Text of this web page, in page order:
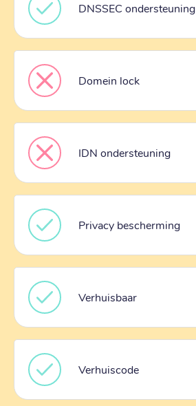
DNSSEC ondersteuning
Domein lock
IDN ondersteuning
Privacy bescherming
Verhuisbaar
Verhuiscode